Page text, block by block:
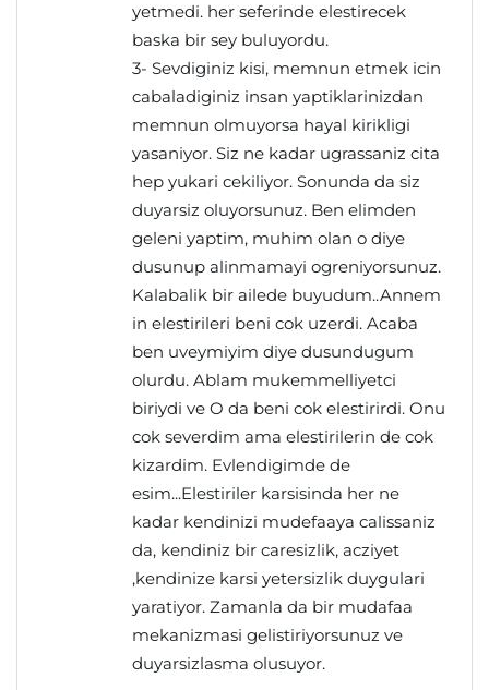
yetmedi. her seferinde elestirecek
baska bir sey buluyordu.
3- Sevdiginiz kisi, memnun etmek icin
cabaladiginiz insan yaptiklarinizdan
memnun olmuyorsa hayal kirikligi
yasaniyor. Siz ne kadar ugrassaniz cita
hep yukari cekiliyor. Sonunda da siz
duyarsiz oluyorsunuz. Ben elimden
geleni yaptim, muhim olan o diye
dusunup alinmamayi ogreniyorsunuz.
Kalabalik bir ailede buyudum..Annem
in elestirileri beni cok uzerdi. Acaba
ben uveymiyim diye dusundugum
olurdu. Ablam mukemmelliyetci
biriydi ve O da beni cok elestirirdi. Onu
cok severdim ama elestirilerin de cok
kizardim. Evlendigimde de
esim...Elestiriler karsisinda her ne
kadar kendinizi mudefaaya calissaniz
da, kendiniz bir caresizlik, acziyet
,kendinize karsi yetersizlik duygulari
yaratiyor. Zamanla da bir mudafaa
mekanizmasi gelistiriyorsunuz ve
duyarsizlasma olusuyor.